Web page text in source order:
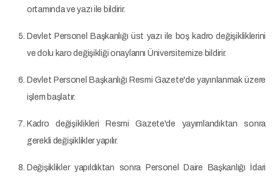
ortamında ve yazı ile bildirir.
Devlet Personel Başkanlığı üst yazı ile boş kadro değişikliklerini
ve dolu karo değişikliği onaylarını Üniversitemize bildirir.
Devlet Personel Başkanlığı Resmi Gazete'de yayınlanmak üzere
işlem başlatır.
Kadro değişiklikleri Resmi Gazete'de yayımlandıktan sonra
gerekli değişiklikler yapılır.
Değişiklikler yapıldıktan sonra Personel Daire Başkanlığı İdari